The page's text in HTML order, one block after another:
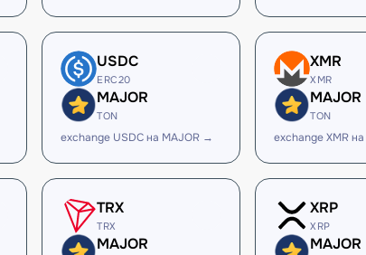
USDC
ERC20
MAJOR
TON
exchange USDC на MAJOR →
XMR
XMR
MAJOR
TON
exchange XMR
TRX
TRX
MAJOR
XRP
XRP
MAJOR